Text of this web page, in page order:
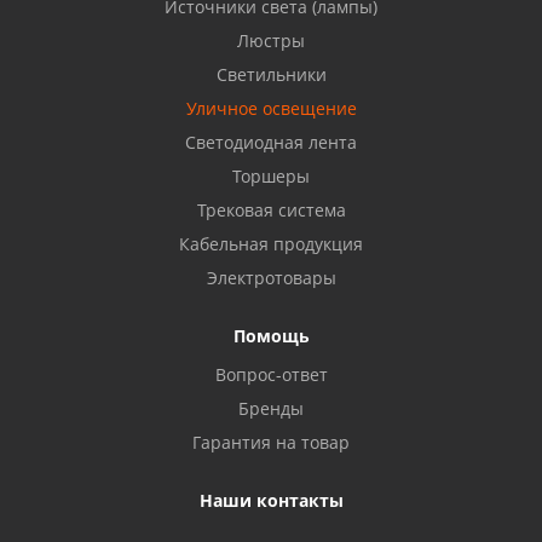
Бузулук, ул. Октябрьская, 24
Балаково, ул. Комарова, 55
Октябрьский, ул. Свердлова, 28
Азнакаево, ул. Булгар, 2. ТЦ "Акчарлак"
Стерлитамак, ул. Вокзальная, 13
Источники света (лампы)
Люстры
Светильники
Уличное освещение
Светодиодная лента
Торшеры
Трековая система
Кабельная продукция
Электротовары
Помощь
Вопрос-ответ
Бренды
Гарантия на товар
Наши контакты